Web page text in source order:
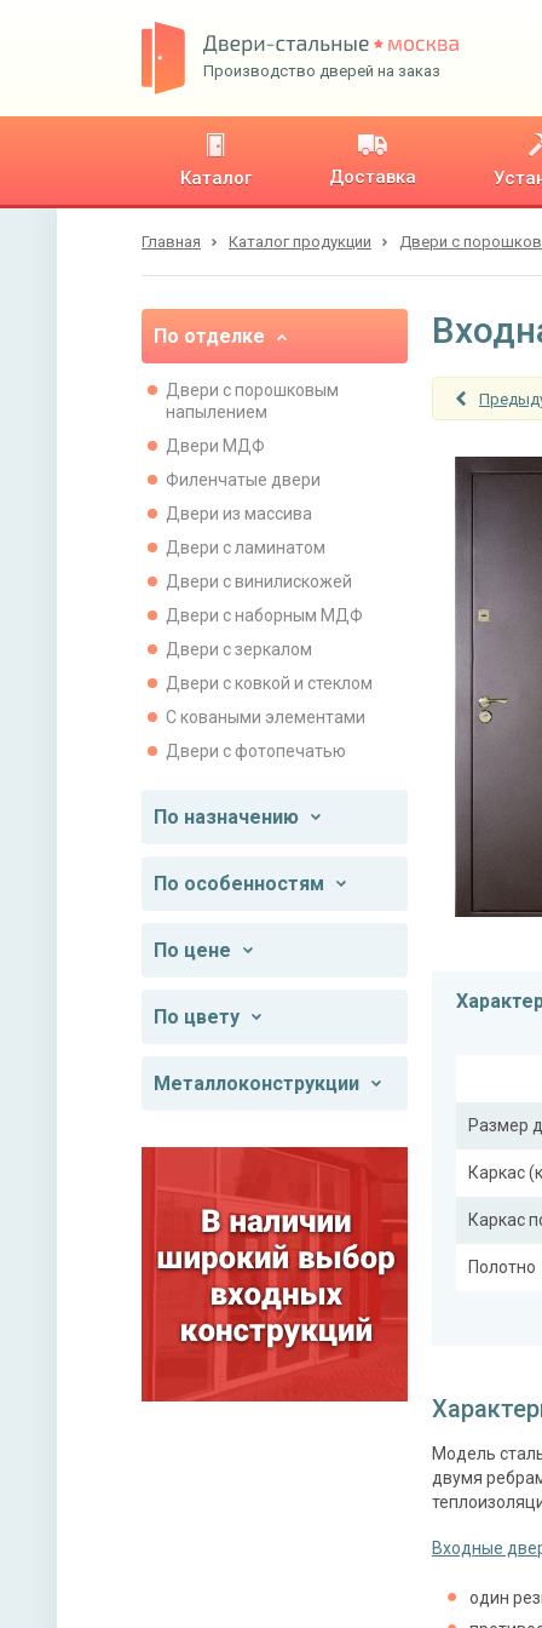
Производство дверей на заказ
Каталог Доставка
Главная Каталог продукции Двери с
По отделке
Двери с порошковым
напылением
Двери МДФ
Филенчатые двери
Двери из массива
Двери с ламинатом
Двери с винилискожей
Двери с наборным МДФ
Двери с зеркалом
Двери с ковкой и стеклом
С коваными элементами
Двери с фотопечатью
По назначению
По особенностям
По цене
По цвету
Металлоконструкции
Размер
Каркас
Каркас
Полотно
Отделка
Верхний
Модель
двумя
Входные
один